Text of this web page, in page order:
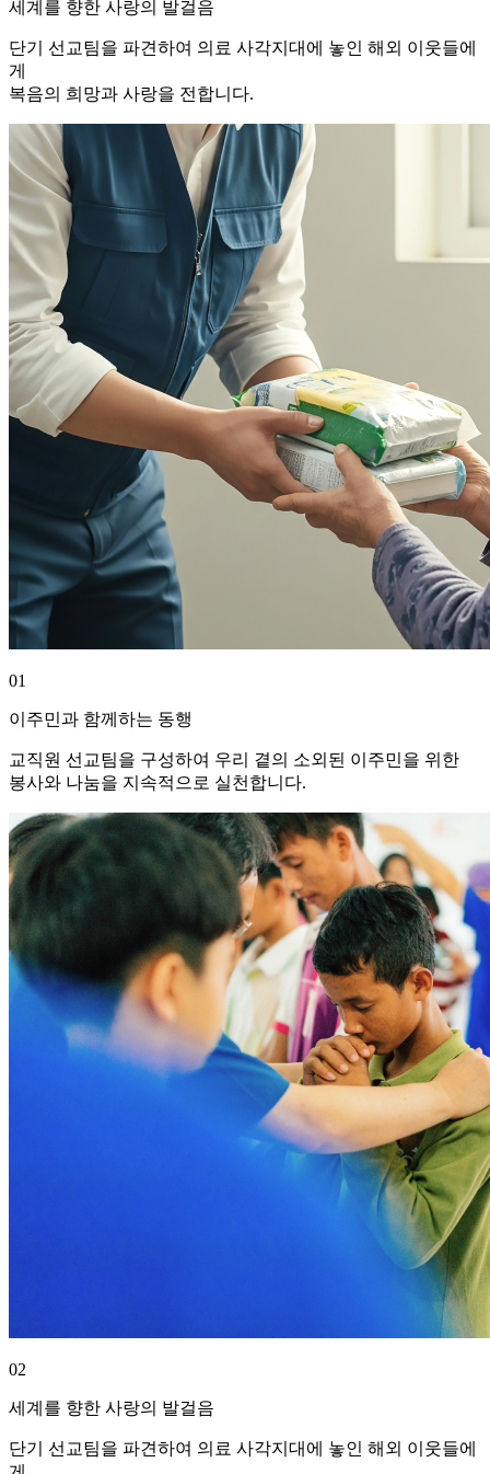
세계를 향한 사랑의 발걸음
단기 선교팀을 파견하여 의료 사각지대에 놓인 해외 이웃들에
게
복음의 희망과 사랑을 전합니다.
01
이주민과 함께하는 동행
교직원 선교팀을 구성하여 우리 곁의 소외된 이주민을 위한
봉사와 나눔을 지속적으로 실천합니다.
02
세계를 향한 사랑의 발걸음
단기 선교팀을 파견하여 의료 사각지대에 놓인 해외 이웃들에